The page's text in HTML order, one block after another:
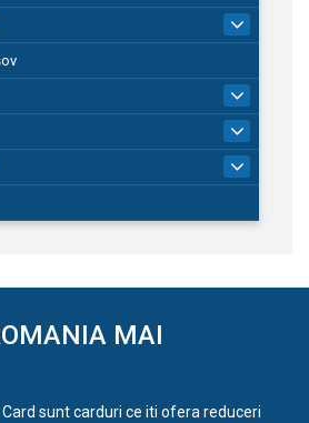
MAI
Card sunt carduri ce iti ofera reduceri